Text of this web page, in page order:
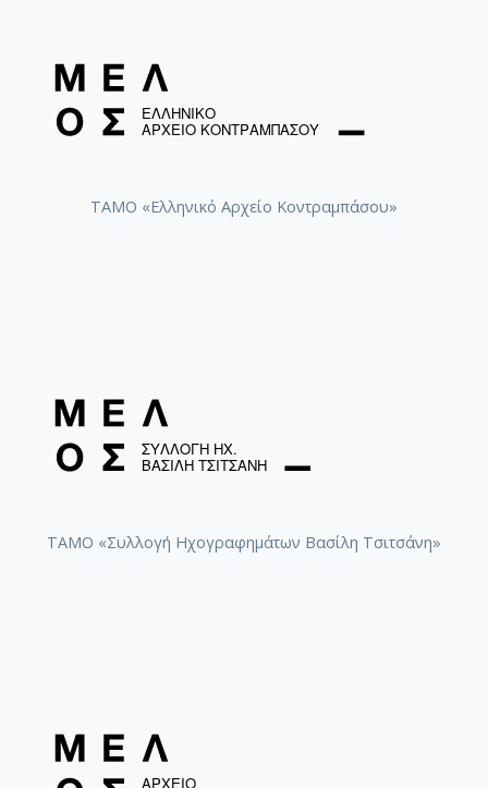
ΤΑΜΟ «Ελληνικό Αρχείο Κοντραμπάσου»
ΤΑΜΟ «Συλλογή Ηχογραφημάτων Βασίλη Τσιτσάνη»